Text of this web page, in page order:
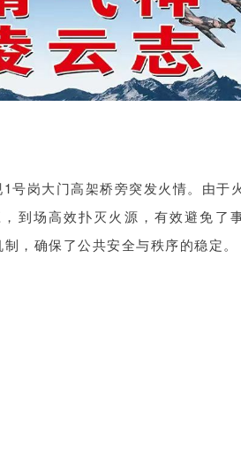
号岗大门高架桥旁突发火情。由于
到场高效扑灭火源，有效避免了
，确保了公共安全与秩序的稳定。